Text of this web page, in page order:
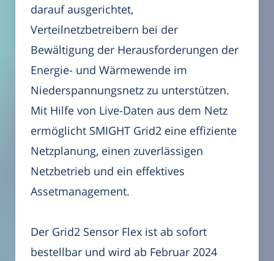
darauf ausgerichtet,
Verteilnetzbetreibern bei der
Bewältigung der Herausforderungen der
Energie- und Wärmewende im
Niederspannungsnetz zu unterstützen.
Mit Hilfe von Live-Daten aus dem Netz
ermöglicht SMIGHT Grid2 eine effiziente
Netzplanung, einen zuverlässigen
Netzbetrieb und ein effektives
Assetmanagement.
Der Grid2 Sensor Flex ist ab sofort
bestellbar und wird ab Februar 2024